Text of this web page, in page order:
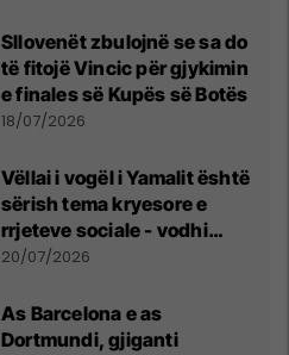
Sllovenët zbulojnë se sa do
të fitojë Vincic për gjykimin
e finales së Kupës së Botës
18/07/2026
Vëllai i vogël i Yamalit është
sërish tema kryesore e
rrjeteve sociale - vodhi
vëmendjen pas finales së
20/07/2026
As Barcelona e as
Dortmundi, gjiganti